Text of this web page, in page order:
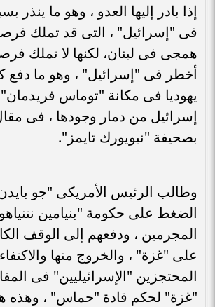
إذا بادر إليها العدو ، وهو ما ينذر
فى "إسرائيل" ، التى قد تملك فرصا
همجى فى لبنان، لكنها لا تملك
أخطر فى "إسرائيل" ، وهو ما دفع
يهوديا فى مكانة "توماس فريدمان"
إسرائيل من دمار وجودها ، فى
بصحيفة "نيويورك تايمز".
وطالب الرئيس الأمريكى "جو
الضغط على حكومة "بنيامين
المجرمين ، ودفعهم إلى الوقف
على "غزة" ، والخروج منها
المحتجزين "الإسرائيليين" فى
"غزة" لحكم قادة "حماس" ، وهذه